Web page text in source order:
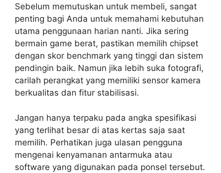
Sebelum memutuskan untuk membeli, sangat
penting bagi Anda untuk memahami kebutuhan
utama penggunaan harian nanti. Jika sering
bermain game berat, pastikan memilih chipset
dengan skor benchmark yang tinggi dan sistem
pendingin baik. Namun jika lebih suka fotografi,
carilah perangkat yang memiliki sensor kamera
berkualitas dan fitur stabilisasi.
Jangan hanya terpaku pada angka spesifikasi
yang terlihat besar di atas kertas saja saat
memilih. Perhatikan juga ulasan pengguna
mengenai kenyamanan antarmuka atau
software yang digunakan pada ponsel tersebut.